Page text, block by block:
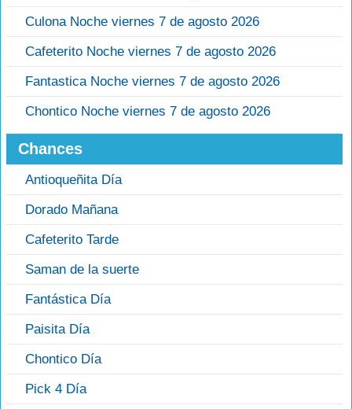
Culona Noche viernes 7 de agosto 2026
Cafeterito Noche viernes 7 de agosto 2026
Fantastica Noche viernes 7 de agosto 2026
Chontico Noche viernes 7 de agosto 2026
Chances
Antioqueñita Día
Dorado Mañana
Cafeterito Tarde
Saman de la suerte
Fantástica Día
Paisita Día
Chontico Día
Pick 4 Día